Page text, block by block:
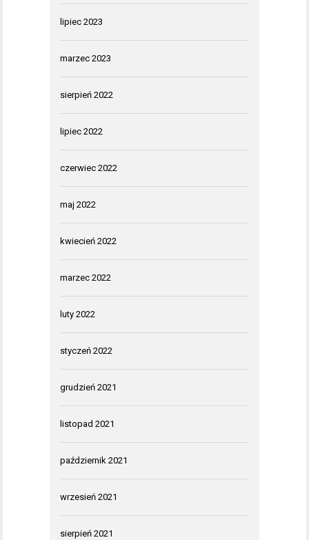
lipiec 2023
marzec 2023
sierpień 2022
lipiec 2022
czerwiec 2022
maj 2022
kwiecień 2022
marzec 2022
luty 2022
styczeń 2022
grudzień 2021
listopad 2021
październik 2021
wrzesień 2021
sierpień 2021